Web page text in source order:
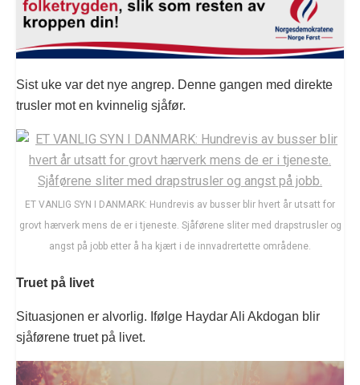
Sist uke var det nye angrep. Denne gangen med direkte
trusler mot en kvinnelig sjåfør.
ET VANLIG SYN I DANMARK: Hundrevis av busser blir hvert år utsatt for
grovt hærverk mens de er i tjeneste. Sjåførene sliter med drapstrusler og
angst på jobb etter å ha kjært i de innvadrertette områdene.
Truet på livet
Situasjonen er alvorlig. Ifølge Haydar Ali Akdogan blir
sjåførene truet på livet.